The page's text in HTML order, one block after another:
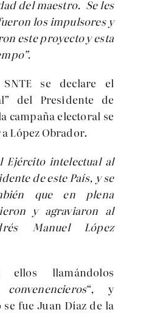
del maestro. Se les
los impulsores y
este proyecto y esta
se declare el
del Presidente de
campaña electoral se
López Obrador.
Ejército intelectual al
de este País, y se
que en plena
y agraviaron al
Manuel López
ellos llamándolos
“, y
fue Juan Díaz de la